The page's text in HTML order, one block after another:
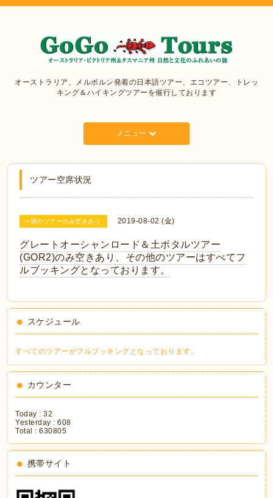
オーストラリア、メルボルン発着の日本語ツアー、エコツアー、トレッ
キング＆ハイキングツアーを催行しております
メニュー
ツアー空席状況
一部のツアーのみ空きあり 2019-08-02 (金)
グレートオーシャンロード＆土ボタルツアー
(GOR2)のみ空きあり、その他のツアーはすべてフ
ルブッキングとなっております。
スケジュール
すべてのツアーがフルブッキングとなっております。
カウンター
Today :32
Yesterday :608
Total :630805
携帯サイト